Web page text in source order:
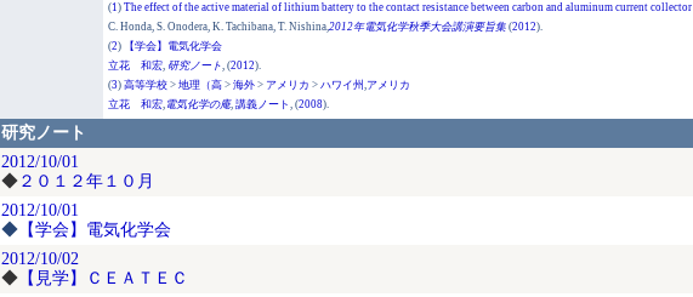
(1) The effect of the active material of lithium battery to the contact resistance between carbon and aluminum current collector
C. Honda, S. Onodera, K. Tachibana, T. Nishina,2012年電気化学秋季大会講演要旨集 (2012).
(2)
【学会】電気化学会
立花 和宏, 研究ノート, (2012).
(3) 高等学校 > 地理（高 > 海外 > アメリカ > ハワイ州 ,アメリカ
立花 和宏, 電気化学の庵, 講義ノート , (2008).
研究ノート
2012/10/01
◆ ２０１２年１０月
2012/10/01
◆ 【学会】電気化学会
2012/10/02
◆ 【見学】ＣＥＡＴＥＣ